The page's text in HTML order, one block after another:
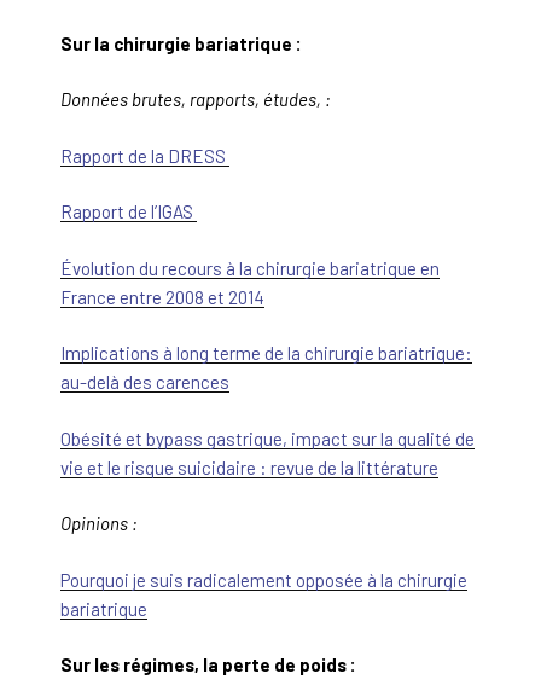
Sur la chirurgie bariatrique :
Données brutes, rapports, études, :
Rapport de la DRESS
Rapport de l’IGAS
Évolution du recours à la chirurgie bariatrique en
France entre 2008 et 2014
Implications à long terme de la chirurgie bariatrique:
au-delà des carences
Obésité et bypass gastrique, impact sur la qualité de
vie et le risque suicidaire : revue de la littérature
Opinions :
Pourquoi je suis radicalement opposée à la chirurgie
bariatrique
Sur les régimes, la perte de poids :